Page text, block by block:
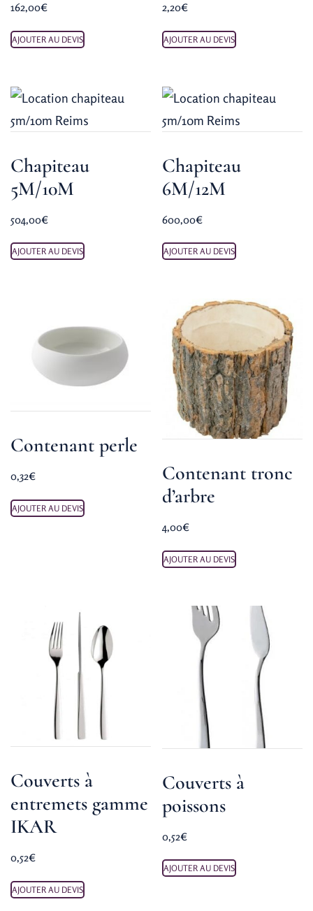
162,00€
AJOUTER AU DEVIS
2,20€
AJOUTER AU DEVIS
Chapiteau
5M/10M
504,00€
AJOUTER AU DEVIS
Chapiteau
6M/12M
600,00€
AJOUTER AU DEVIS
Contenant perle
0,32€
AJOUTER AU DEVIS
Contenant tronc
d’arbre
4,00€
AJOUTER AU DEVIS
Couverts à
entremets gamme
IKAR
0,52€
AJOUTER AU DEVIS
Couverts à
poissons
0,52€
AJOUTER AU DEVIS